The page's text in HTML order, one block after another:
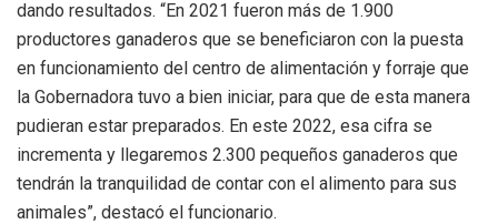
dando resultados. “En 2021 fueron más de 1.900
productores ganaderos que se beneficiaron con la puesta
en funcionamiento del centro de alimentación y forraje que
la Gobernadora tuvo a bien iniciar, para que de esta manera
pudieran estar preparados. En este 2022, esa cifra se
incrementa y llegaremos 2.300 pequeños ganaderos que
tendrán la tranquilidad de contar con el alimento para sus
animales”, destacó el funcionario.